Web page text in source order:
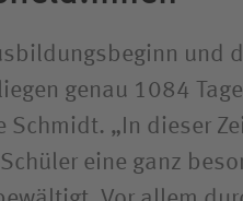
und
genau 1084
Schmidt. „In dieser
eine ganz